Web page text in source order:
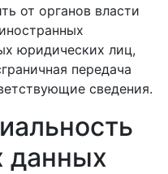
от органов власти
юридических лиц,
передача
сведения.
данных